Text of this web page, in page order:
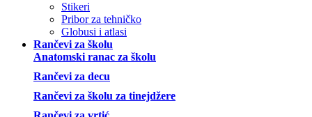
Stikeri
Pribor za tehničko
Globusi i atlasi
Rančevi za školu
Anatomski ranac za školu
Rančevi za decu
Rančevi za školu za tinejdžere